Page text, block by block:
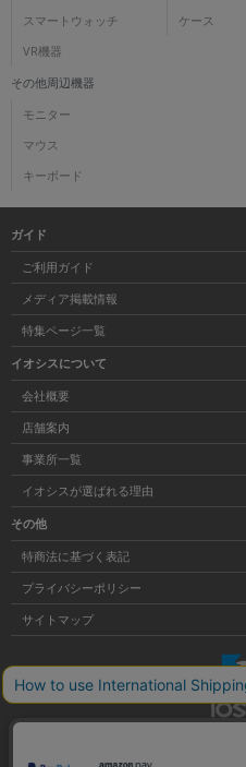
スマートウォッチ
VR機器
ケース
その他周辺機器
モニター
マウス
キーボード
ガイド
ご利用ガイド
メディア掲載情報
特集ページ一覧
イオシスについて
会社概要
店舗案内
事業所一覧
イオシスが選ばれる理由
その他
特商法に基づく表記
プライバシーポリシー
サイトマップ
大阪府公安委員会発行 古物